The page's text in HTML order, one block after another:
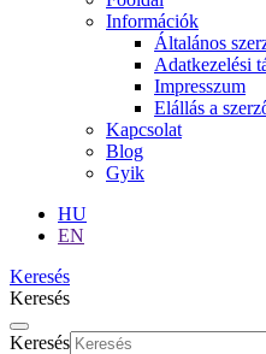
Információk
Általános
Adatkezelési
Impresszum
Elállás a
Kapcsolat
Blog
Gyik
HU
EN
Keresés
Keresés
Keresés